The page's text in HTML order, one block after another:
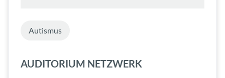
Autismus
AUDITORIUM NETZWERK